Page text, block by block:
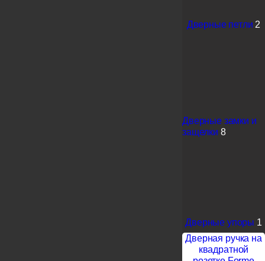
Дверные петли 2
Дверные замки и
защелки 8
Дверные упоры 1
Дверная ручка на
квадратной